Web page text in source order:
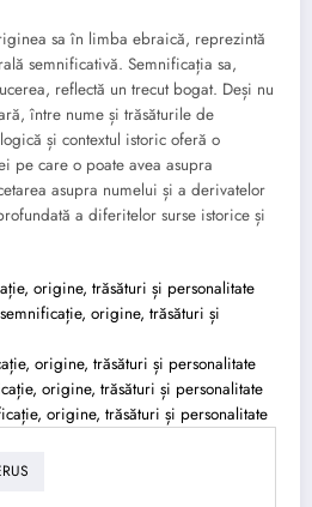
sa în limba ebraică, reprezintă
semnificativă. Semnificația sa,
reflectă un trecut bogat. Deși nu
între nume și trăsăturile de
și contextul istoric oferă o
pe care o poate avea asupra
asupra numelui și a derivatelor
a diferitelor surse istorice și
origine, trăsături și personalitate
origine, trăsături și
origine, trăsături și personalitate
origine, trăsături și personalitate
origine, trăsături și personalitate